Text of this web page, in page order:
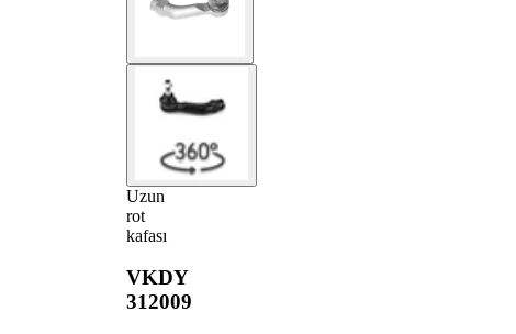
Uzun
rot
kafası
VKDY
312009